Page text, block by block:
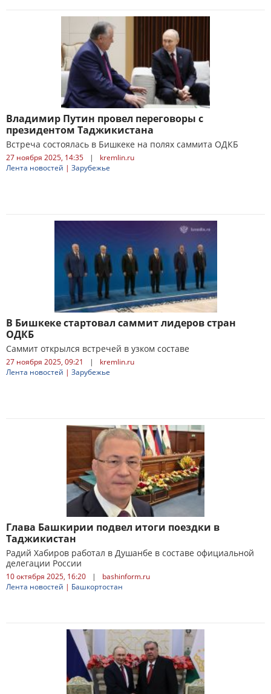
Владимир Путин провел переговоры с
президентом Таджикистана
Встреча состоялась в Бишкеке на полях саммита ОДКБ
27 ноября 2025, 14:35 |
kremlin.ru
Лента новостей | Зарубежье
В Бишкеке стартовал саммит лидеров стран
ОДКБ
Саммит открылся встречей в узком составе
27 ноября 2025, 09:21 |
kremlin.ru
Лента новостей | Зарубежье
Глава Башкирии подвел итоги поездки в
Таджикистан
Радий Хабиров работал в Душанбе в составе официальной
делегации России
10 октября 2025, 16:20 |
bashinform.ru
Лента новостей | Башкортостан